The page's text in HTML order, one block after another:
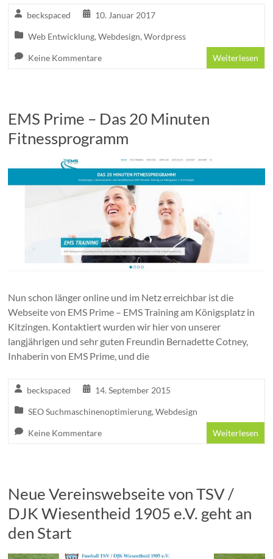
beckspaced 10. Januar 2017
Web Entwicklung,Webdesign,Wordpress
Keine Kommentare Weiterlesen
EMS Prime – Das 20 Minuten
Fitnessprogramm
Nun schon länger online und im Netz erreichbar ist die
Webseite von EMS Prime – EMS Training am Königsplatz in
Kitzingen. Kontaktiert wurden wir hier von unserer
langjährigen und sehr guten Freundin Bernadette Cotney,
Inhaberin von EMS Prime, und die
beckspaced 14. September 2015
SEO Suchmaschinenoptimierung,Webdesign
Keine Kommentare Weiterlesen
Neue Vereinswebseite von TSV /
DJK Wiesentheid 1905 e.V. geht an
den Start